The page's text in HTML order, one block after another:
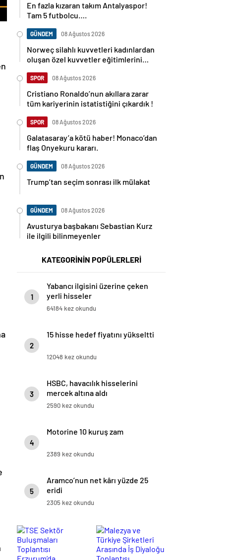
En fazla kızaran takım Antalyaspor!
Tam 5 futbolcu….
GÜNDEM 08 Ağustos 2026
Norweç silahlı kuvvetleri kadınlardan
oluşan özel kuvvetler eğitimlerini
SPOR 08 Ağustos 2026
Cristiano Ronaldo’nun akıllara zarar
tüm kariyerinin istatistiğini çıkardık !
SPOR 08 Ağustos 2026
Galatasaray’a kötü haber! Monaco’dan
flaş Onyekuru kararı.
GÜNDEM 08 Ağustos 2026
Trump’tan seçim sonrası ilk mülakat
GÜNDEM 08 Ağustos 2026
Avusturya başbakanı Sebastian Kurz
ile ilgili bilinmeyenler
KATEGORİNİN POPÜLERLERİ
1
Yabancı ilgisini üzerine çeken
yerli hisseler
64184 kez okundu
2
15 hisse hedef fiyatını yükseltti
12048 kez okundu
3
HSBC, havacılık hisselerini
mercek altına aldı
2590 kez okundu
4
Motorine 10 kuruş zam
2389 kez okundu
5
Aramco’nun net kârı yüzde 25
eridi
2305 kez okundu